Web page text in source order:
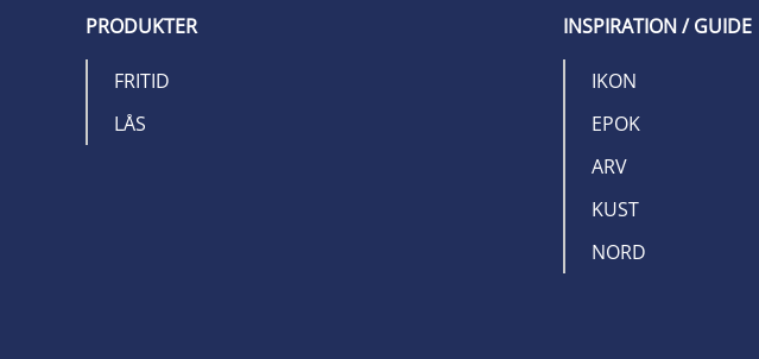
PRODUKTER
FRITID
LÅS
INSPIRATION / GUIDE
IKON
EPOK
ARV
KUST
NORD